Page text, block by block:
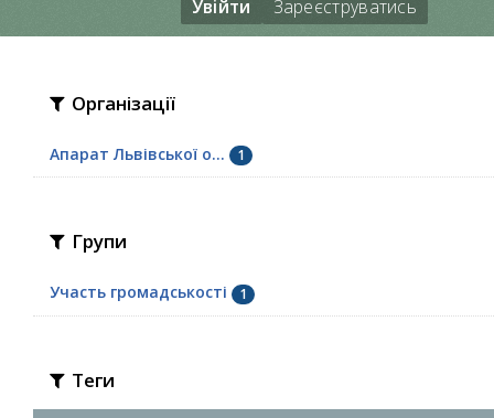
Увійти Зареєструватись
Організації
Апарат Львівської о... 1
Групи
Участь громадськості 1
Теги